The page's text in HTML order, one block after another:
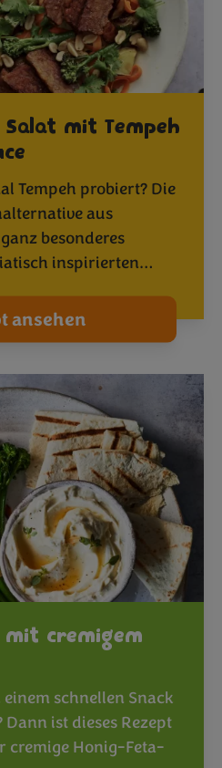
mit Tempeh
Tempeh probiert? Die
aus
besonderes
inspirierten…
ansehen
cremigem
schnellen Snack
ist dieses Rezept
cremige Honig-Feta-